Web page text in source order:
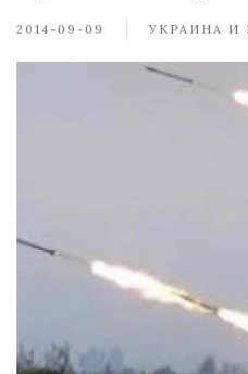
2014-09-09 УКРАИНА И